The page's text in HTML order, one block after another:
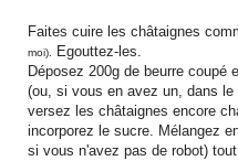
Faites cuire les châtaignes
moi).
Egouttez-les.
Déposez 200g de beurre coupé
(ou, si vous en avez un, dans
versez les châtaignes encore
incorporez le sucre. Mélangez
si vous n'avez pas de robot)